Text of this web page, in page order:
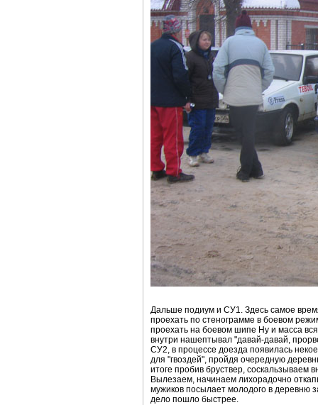
Дальше подиум и СУ1. Здесь самое
проехать по стенограмме в боевом
проехать на боевом шипе Ну и масса
внутри нашептывал "давай-давай,
СУ2, в процессе доезда появилась
для "гвоздей", пройдя очередную
итоге пробив бруствер, соскальзываем
Вылезаем, начинаем лихорадочно
мужиков посылает молодого в деревню
дело пошло быстрее.